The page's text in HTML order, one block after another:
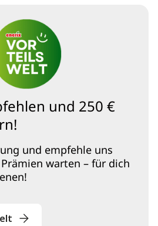
und 250 €
und empfehle uns
warten – für dich